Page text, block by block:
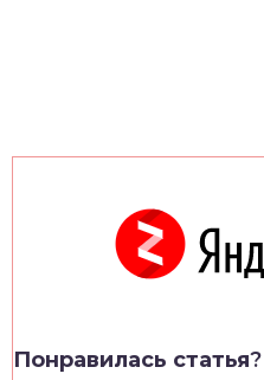
Понравилась статья